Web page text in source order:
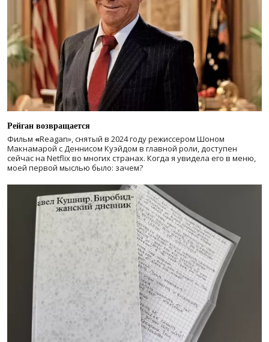
Рейган возвращается
Фильм «Reagan», снятый в 2024 годурежиссером Шоном
Макнамарой с Деннисом Куэйдом в главной роли, доступен
сейчас на Netflix во многих странах. Когда я увидела его в меню,
моей первой мыслью было: зачем?